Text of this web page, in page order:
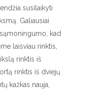
susilaikyti
Galiausiai
kad
laisviau rinktis,
rinktis iš
rinktis iš dviejų
kažkas nauja,